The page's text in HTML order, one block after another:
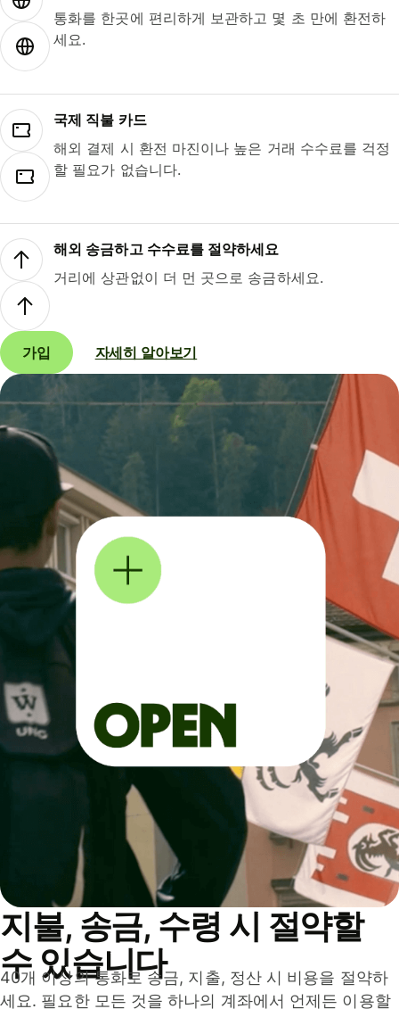
통화를 한곳에 편리하게 보관하고 몇 초 만에 환전하
세요.
국제 직불 카드
해외 결제 시 환전 마진이나 높은 거래 수수료를 걱정
할 필요가 없습니다.
해외 송금하고 수수료를 절약하세요
거리에 상관없이 더 먼 곳으로 송금하세요.
가입 자세히 알아보기
지불, 송금, 수령 시 절약할
수 있습니다
40개 이상의 통화로 송금, 지출, 정산 시 비용을 절약하
세요. 필요한 모든 것을 하나의 계좌에서 언제든 이용할